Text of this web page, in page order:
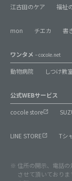
江古田のケア 福祉
mon チエカ 書
ワンタメ – cocole.net
動物病院 しつけ教
公式WEBサービス
cocole store
LINE STORE Tシ
住所の開示、電話
させて頂いておりま